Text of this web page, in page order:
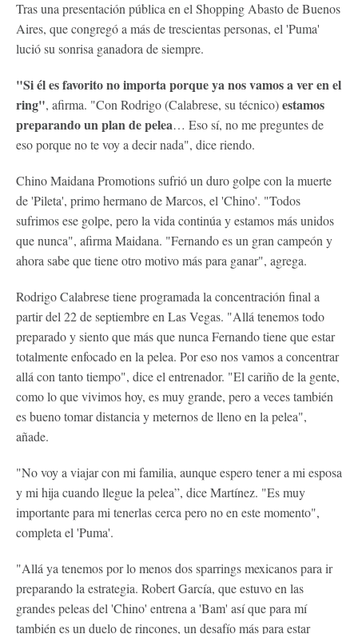
Tras una presentación pública en el Shopping Abasto de Buenos
Aires, que congregó a más de trescientas personas, el 'Puma'
lució su sonrisa ganadora de siempre.
"Si él es favorito no importa porque ya nos vamos a ver en el
ring", afirma. "Con Rodrigo (Calabrese, su técnico)estamos
preparando un plan de pelea… Eso sí, no me preguntes de
eso porque no te voy a decir nada", dice riendo.
Chino Maidana Promotions sufrió un duro golpe con la muerte
de 'Pileta', primo hermano de Marcos, el 'Chino'. "Todos
sufrimos ese golpe, pero la vida continúa y estamos más unidos
que nunca", afirma Maidana. "Fernando es un gran campeón y
ahora sabe que tiene otro motivo más para ganar", agrega.
Rodrigo Calabrese tiene programada la concentración final a
partir del 22 de septiembre en Las Vegas. "Allá tenemos todo
preparado y siento que más que nunca Fernando tiene que estar
totalmente enfocado en la pelea. Por eso nos vamos a concentrar
allá con tanto tiempo", dice el entrenador. "El cariño de la gente,
como lo que vivimos hoy, es muy grande, pero a veces también
es bueno tomar distancia y meternos de lleno en la pelea",
añade.
"No voy a viajar con mi familia, aunque espero tener a mi esposa
y mi hija cuando llegue la pelea”, dice Martínez. "Es muy
importante para mi tenerlas cerca pero no en este momento",
completa el 'Puma'.
"Allá ya tenemos por lo menos dos sparrings mexicanos para ir
preparando la estrategia. Robert García, que estuvo en las
grandes peleas del 'Chino' entrena a 'Bam' así que para mí
también es un duelo de rincones, un desafío más para estar